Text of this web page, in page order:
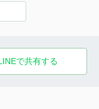
で共有する